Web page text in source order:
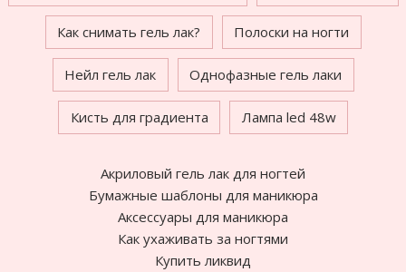
Как снимать гель лак? Полоски на ногти
Нейл гель лак Однофазные гель лаки
Кисть для градиента Лампа led 48w
Акриловый гель лак для ногтей
Бумажные шаблоны для маникюра
Аксессуары для маникюра
Как ухаживать за ногтями
Купить ликвид